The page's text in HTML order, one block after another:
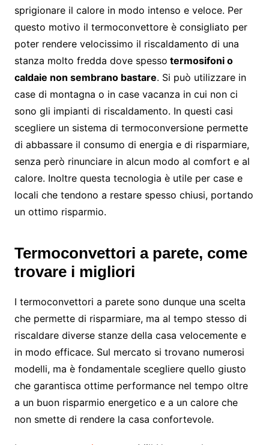
sprigionare il calore in modo intenso e veloce. Per
questo motivo il termoconvettore è consigliato per
poter rendere velocissimo il riscaldamento di una
stanza molto fredda dove spesso termosifoni o
caldaie non sembrano bastare. Si può utilizzare in
case di montagna o in case vacanza in cui non ci
sono gli impianti di riscaldamento. In questi casi
scegliere un sistema di termoconversione permette
di abbassare il consumo di energia e di risparmiare,
senza però rinunciare in alcun modo al comfort e al
calore. Inoltre questa tecnologia è utile per case e
locali che tendono a restare spesso chiusi, portando
un ottimo risparmio.
Termoconvettori a parete, come
trovare i migliori
I termoconvettori a parete sono dunque una scelta
che permette di risparmiare, ma al tempo stesso di
riscaldare diverse stanze della casa velocemente e
in modo efficace. Sul mercato si trovano numerosi
modelli, ma è fondamentale scegliere quello giusto
che garantisca ottime performance nel tempo oltre
a un buon risparmio energetico e a un calore che
non smette di rendere la casa confortevole.